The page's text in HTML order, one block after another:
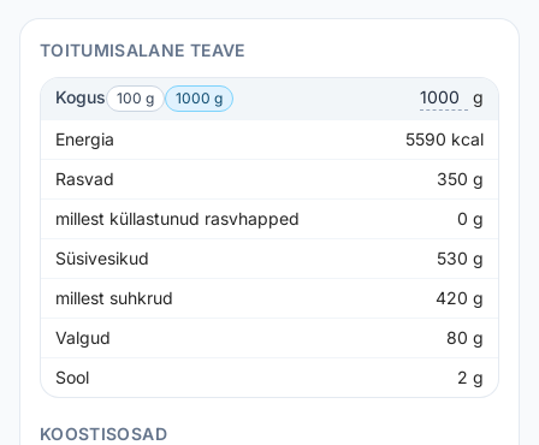
TOITUMISALANE TEAVE
Kogus 100 g 1000 g g
Energia 5590 kcal
Rasvad
350 g
millest küllastunud rasvhapped
0 g
Süsivesikud
530 g
millest suhkrud
420 g
Valgud
80 g
Sool
2 g
KOOSTISOSAD